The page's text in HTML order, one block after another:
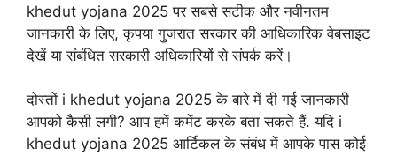
khedut yojana 2025 पर सबसे सटीक और नवीनतम
जानकारी के लिए, कृपया गुजरात सरकार की आधिकारिक वेबसाइट
देखें या संबंधित सरकारी अधिकारियों से संपर्क करें।
दोस्तों i khedut yojana 2025 के बारे में दी गई जानकारी
आपको कैसी लगी? आप हमें कमेंट करके बता सकते हैं. यदि i
khedut yojana 2025 आर्टिकल के संबंध में आपके पास कोई